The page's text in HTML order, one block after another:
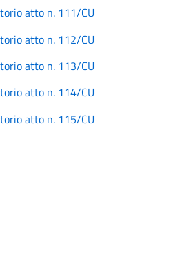
atto n. 111/CU
atto n. 112/CU
atto n. 113/CU
atto n. 114/CU
atto n. 115/CU